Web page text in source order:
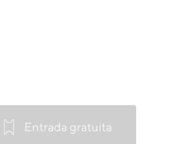
Entrada gratuita